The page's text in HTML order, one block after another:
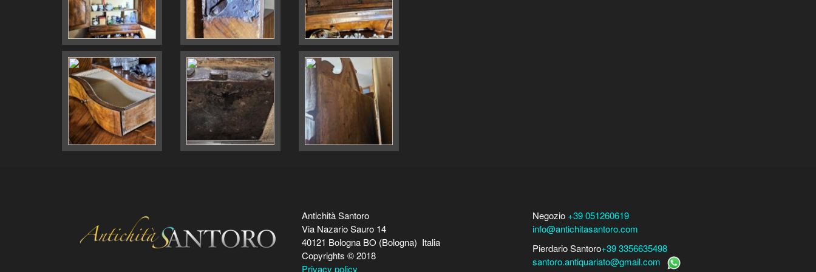
Antichità Santoro
Via Nazario Sauro 14
40121 Bologna BO (Bologna) Italia
Copyrights © 2018
Privacy policy
Negozio +39 051260619
info@antichitasantoro.com
Pierdario Santoro+39 3356635498
santoro.antiquariato@gmail.com